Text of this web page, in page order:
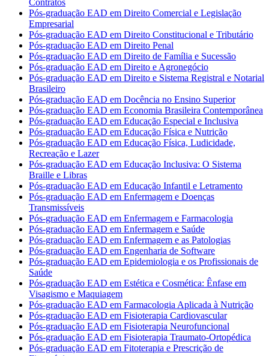
Contratos
Pós-graduação EAD em Direito Comercial e Legislação
Empresarial
Pós-graduação EAD em Direito Constitucional e Tributário
Pós-graduação EAD em Direito Penal
Pós-graduação EAD em Direito de Família e Sucessão
Pós-graduação EAD em Direito e Agronegócio
Pós-graduação EAD em Direito e Sistema Registral e Notarial
Brasileiro
Pós-graduação EAD em Docência no Ensino Superior
Pós-graduação EAD em Economia Brasileira Contemporânea
Pós-graduação EAD em Educação Especial e Inclusiva
Pós-graduação EAD em Educação Física e Nutrição
Pós-graduação EAD em Educação Física, Ludicidade,
Recreação e Lazer
Pós-graduação EAD em Educação Inclusiva: O Sistema
Braille e Libras
Pós-graduação EAD em Educação Infantil e Letramento
Pós-graduação EAD em Enfermagem e Doenças
Transmissíveis
Pós-graduação EAD em Enfermagem e Farmacologia
Pós-graduação EAD em Enfermagem e Saúde
Pós-graduação EAD em Enfermagem e as Patologias
Pós-graduação EAD em Engenharia de Software
Pós-graduação EAD em Epidemiologia e os Profissionais de
Saúde
Pós-graduação EAD em Estética e Cosmética: Ênfase em
Visagismo e Maquiagem
Pós-graduação EAD em Farmacologia Aplicada à Nutrição
Pós-graduação EAD em Fisioterapia Cardiovascular
Pós-graduação EAD em Fisioterapia Neurofuncional
Pós-graduação EAD em Fisioterapia Traumato-Ortopédica
Pós-graduação EAD em Fitoterapia e Prescrição de